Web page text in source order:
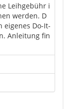
Leihgebühr i
werden. D
eigenes Do-It-
Anleitung fin